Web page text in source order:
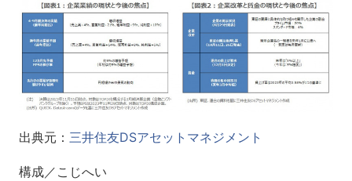
出典元： 三井住友DSアセットマネジメント
構成／こじへい